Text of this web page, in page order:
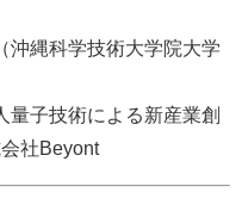
沖縄科学技術大学院大学
量子技術による新産業創
社Beyont